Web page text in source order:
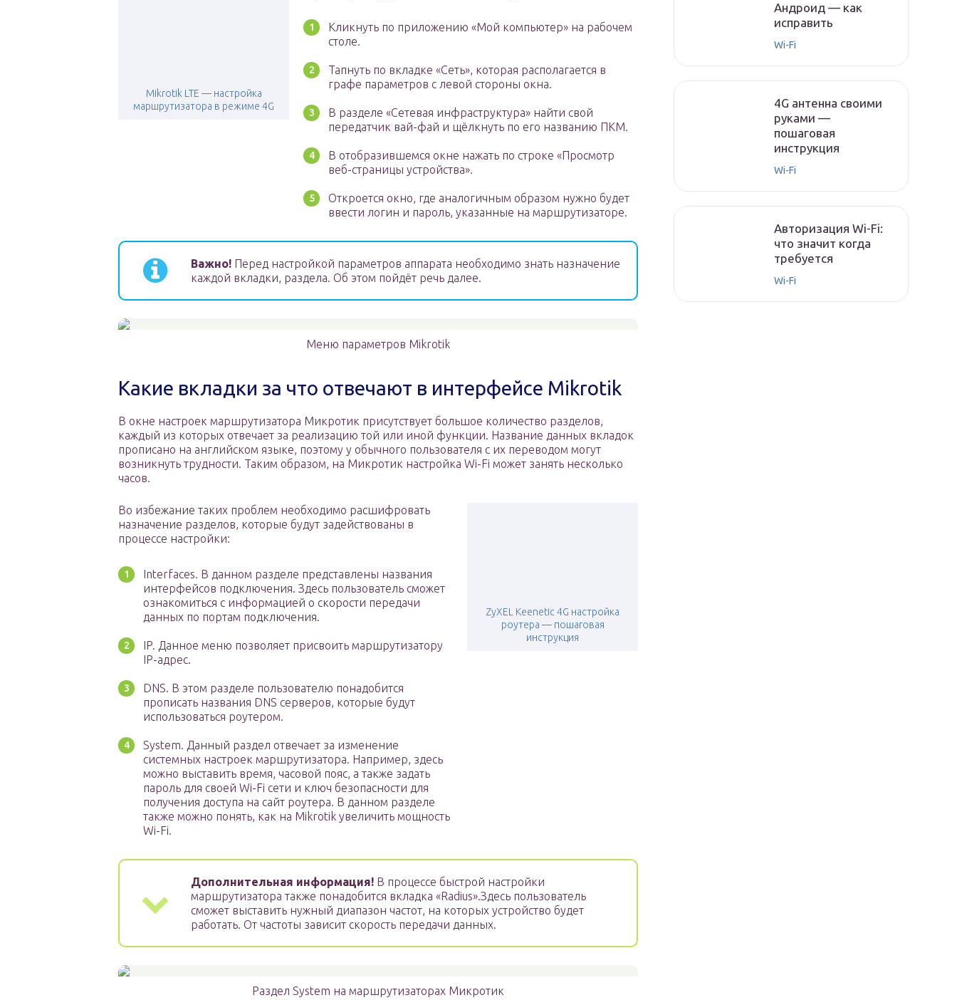
Mikrotik LTE — настройка
маршрутизатора в режиме 4G
Кликнуть по приложению «Мой компьютер» на рабочем
столе.
Тапнуть по вкладке «Сеть», которая располагается в
графе параметров с левой стороны окна.
В разделе «Сетевая инфраструктура» найти свой
передатчик вай-фай и щёлкнуть по его названию ПКМ.
В отобразившемся окне нажать по строке «Просмотр
веб-страницы устройства».
Откроется окно, где аналогичным образом нужно будет
ввести логин и пароль, указанные на маршрутизаторе.
Важно! Перед настройкой параметров аппарата необходимо знать назначение
каждой вкладки, раздела. Об этом пойдёт речь далее.
Меню параметров Mikrotik
Какие вкладки за что отвечают в интерфейсе Mikrotik
В окне настроек маршрутизатора Микротик присутствует большое количество разделов,
каждый из которых отвечает за реализацию той или иной функции. Название данных вкладок
прописано на английском языке, поэтому у обычного пользователя с их переводом могут
возникнуть трудности. Таким образом, на Микротик настройка Wi-Fi может занять несколько
часов.
ZyXEL Keenetic 4G настройка
роутера — пошаговая
инструкция
Во избежание таких проблем необходимо расшифровать
назначение разделов, которые будут задействованы в
процессе настройки:
Interfaces. В данном разделе представлены названия
интерфейсов подключения. Здесь пользователь сможет
ознакомиться с информацией о скорости передачи
данных по портам подключения.
IP. Данное меню позволяет присвоить маршрутизатору
IP-адрес.
DNS. В этом разделе пользователю понадобится
прописать названия DNS серверов, которые будут
использоваться роутером.
System. Данный раздел отвечает за изменение
системных настроек маршрутизатора. Например, здесь
можно выставить время, часовой пояс, а также задать
пароль для своей Wi-Fi сети и ключ безопасности для
получения доступа на сайт роутера. В данном разделе
также можно понять, как на Mikrotik увеличить мощность
Wi-Fi.
Дополнительная информация! В процессе быстрой настройки
маршрутизатора также понадобится вкладка «Radius».Здесь пользователь
сможет выставить нужный диапазон частот, на которых устройство будет
работать. От частоты зависит скорость передачи данных.
Раздел System на маршрутизаторах Микротик
Андроид — как
исправить
Wi-Fi
4G антенна своими
руками —
пошаговая
инструкция
Wi-Fi
Авторизация Wi-Fi:
что значит когда
требуется
Wi-Fi